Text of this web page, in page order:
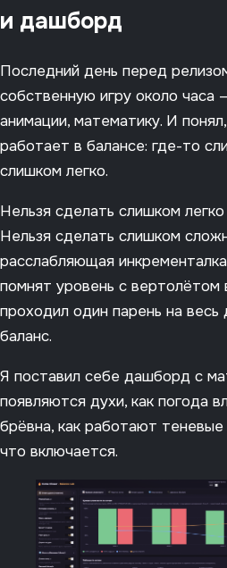
и дашборд
Последний день перед
собственную игру около часа
анимации, математику. И
работает в балансе: где-то
слишком легко.
Нельзя сделать слишком
Нельзя сделать слишком
расслабляющая
помнят уровень с вертолётом
проходил один парень на
баланс.
Я поставил себе дашборд с
появляются духи, как погода
брёвна, как работают
что включается.